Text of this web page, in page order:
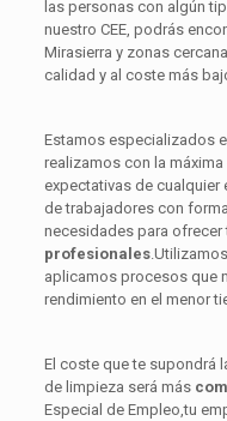
las personas con algún
nuestro CEE, podrás
Mirasierra y zonas
calidad y al coste más
Estamos especializados
realizamos con la
expectativas de cualquier
de trabajadores con
necesidades para
profesionales
aplicamos procesos que
rendimiento en el menor
El coste que te supondrá
de limpieza será más
Especial de Empleo,tu